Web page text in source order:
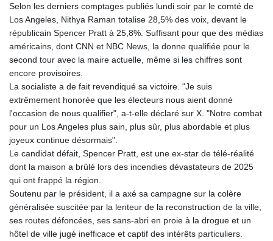
Selon les derniers comptages publiés lundi soir par le comté de
Los Angeles, Nithya Raman totalise 28,5% des voix, devant le
républicain Spencer Pratt à 25,8%. Suffisant pour que des médias
américains, dont CNN et NBC News, la donne qualifiée pour le
second tour avec la maire actuelle, même si les chiffres sont
encore provisoires.
La socialiste a de fait revendiqué sa victoire. "Je suis
extrêmement honorée que les électeurs nous aient donné
l'occasion de nous qualifier", a-t-elle déclaré sur X. "Notre combat
pour un Los Angeles plus sain, plus sûr, plus abordable et plus
joyeux continue désormais".
Le candidat défait, Spencer Pratt, est une ex-star de télé-réalité
dont la maison a brûlé lors des incendies dévastateurs de 2025
qui ont frappé la région.
Soutenu par le président, il a axé sa campagne sur la colère
généralisée suscitée par la lenteur de la reconstruction de la ville,
ses routes défoncées, ses sans-abri en proie à la drogue et un
hôtel de ville jugé inefficace et captif des intérêts particuliers.